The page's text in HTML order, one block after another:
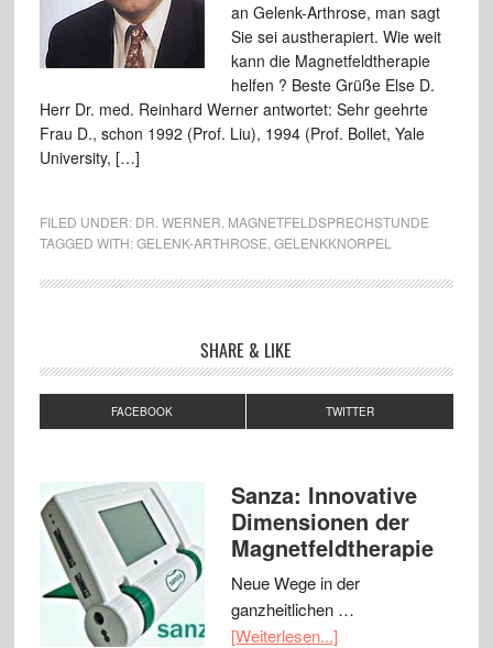
an Gelenk-Arthrose, man sagt
Sie sei austherapiert. Wie weit
kann die Magnetfeldtherapie
helfen ? Beste Grüße Else D.
Herr Dr. med. Reinhard Werner antwortet: Sehr geehrte
Frau D., schon 1992 (Prof. Liu), 1994 (Prof. Bollet, Yale
University, […]
FILED UNDER: DR. WERNER MAGNETFELDSPRECHSTUNDE
TAGGED WITH:GELENK-ARTHROSE GELENKKNORPEL
SHARE & LIKE
FACEBOOK TWITTER
Sanza: Innovative
Dimensionen der
Magnetfeldtherapie
Neue Wege in der
ganzheitlichen …
[Weiterlesen...]